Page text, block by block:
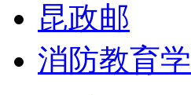
昆政邮
消防教育